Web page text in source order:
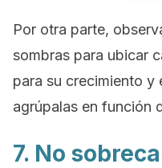
Por otra parte,
sombras para ubicar
para su crecimiento y
agrúpalas en función
7. No